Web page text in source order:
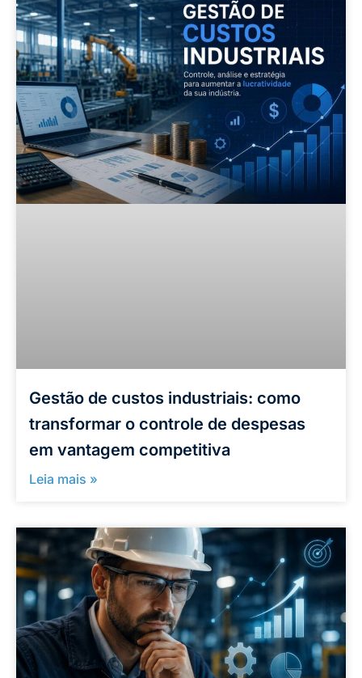
Gestão de custos industriais: como
transformar o controle de despesas
em vantagem competitiva
Leia mais »